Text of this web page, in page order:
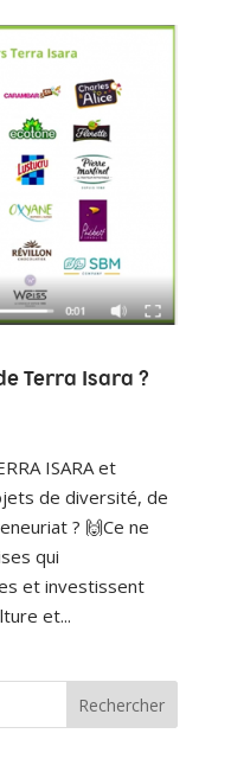
Terra Isara ?
ISARA et
de diversité, de
? 🙌Ce ne
qui
et investissent
et...